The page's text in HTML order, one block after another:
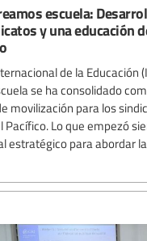
escuela:
y una educación
de la Educación
se ha consolidado
movilización para los
Pacífico. Lo que empezó
estratégico para abordar